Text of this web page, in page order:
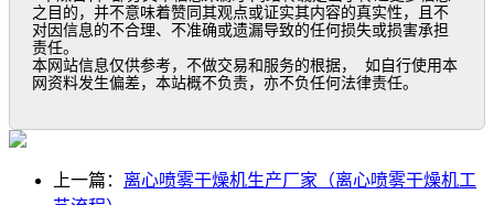
之目的，并不意味着赞同其观点或证实其内容的真实性，且不
对因信息的不合理、不准确或遗漏导致的任何损失或损害承担
责任。
本网站信息仅供参考，不做交易和服务的根据， 如自行使用本
网资料发生偏差，本站概不负责，亦不负任何法律责任。
上一篇： 离心喷雾干燥机生产厂家（离心喷雾干燥机工